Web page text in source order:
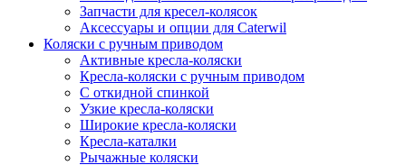
Запчасти для кресел-колясок
Аксессуары и опции для Caterwil
Коляски с ручным приводом
Активные кресла-коляски
Кресла-коляски с ручным приводом
С откидной спинкой
Узкие кресла-коляски
Широкие кресла-коляски
Кресла-каталки
Рычажные коляски